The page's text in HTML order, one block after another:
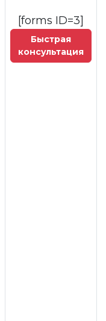
[forms ID=3]
Быстрая
консультация